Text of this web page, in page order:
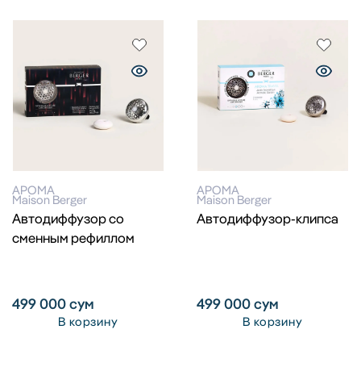
АРОМА
Maison Berger
Автодиффузор со
сменным рефиллом
499 000сум
В корзину
АРОМА
Maison Berger
Автодиффузор-клипса
499 000сум
В корзину